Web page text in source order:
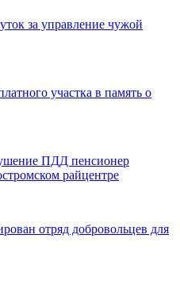
за управление чужой
участка в память о
ПДД пенсионер
райцентре
отряд добровольцев для